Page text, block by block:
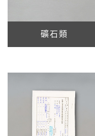
礦石類